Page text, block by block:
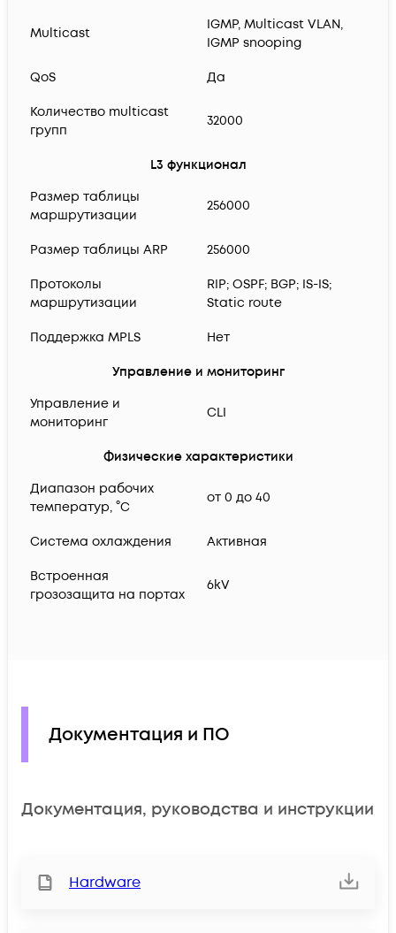
Multicast
IGMP, Multicast VLAN,
IGMP snooping
QoS Да
Количество multicast
групп
32000
L3 функционал
Размер таблицы
маршрутизации
256000
Размер таблицы ARP 256000
Протоколы
маршрутизации
RIP; OSPF; BGP; IS-IS;
Static route
Поддержка MPLS Нет
Управление и мониторинг
Управление и
мониторинг
CLI
Физические характеристики
Диапазон рабочих
температур, °C
от 0 до 40
Система охлаждения Активная
Встроенная
грозозащита на портах
6kV
Документация и ПО
Документация, руководства и инструкции
Hardware